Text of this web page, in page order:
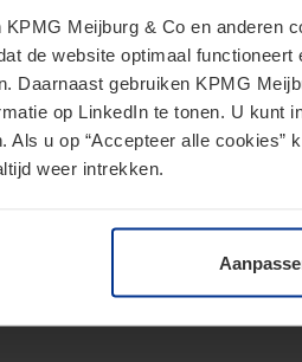
Meijburg & Co en anderen
de website optimaal
Daarnaast gebruiken KPMG
op LinkedIn te tonen. U kunt
Als u op “Accepteer alle
weer intrekken.